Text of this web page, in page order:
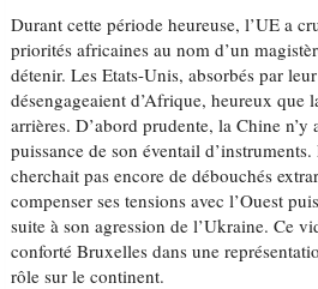
Durant cette période heureuse, l’UE a
priorités africaines au nom d’un
détenir. Les Etats-Unis, absorbés par
désengageaient d’Afrique, heureux que
arrières. D’abord prudente, la Chine
puissance de son éventail
cherchait pas encore de débouchés
compenser ses tensions avec l’Ouest
suite à son agression de l’Ukraine. Ce
conforté Bruxelles dans une
rôle sur le continent.